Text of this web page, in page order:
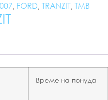
, FORD, TRANZIT, ТМВ
Време на понуда